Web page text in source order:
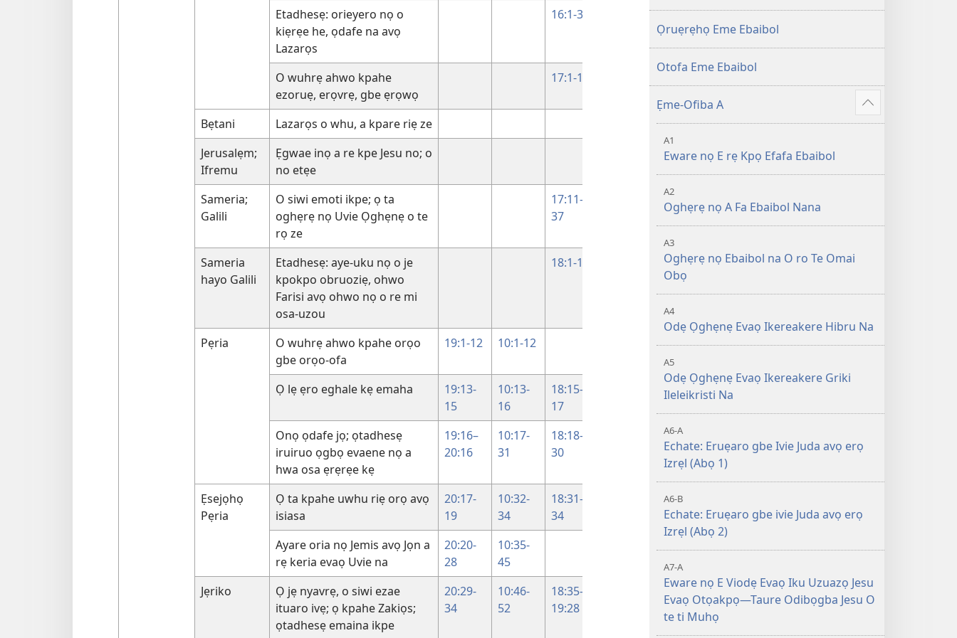
Etadhesẹ: orieyero nọ o
kiẹrẹe he, ọdafe na avọ
Lazarọs
16:1-31
O wuhrẹ ahwo kpahe
ezoruẹ, erọvrẹ, gbe ẹrọwọ
17:1-10
Bẹtani Lazarọs o whu, a kpare riẹ ze
Jerusalẹm;
Ifremu
Ẹgwae inọ a re kpe Jesu no; o
no etẹe
Sameria;
Galili
O siwi emoti ikpe; ọ ta
oghẹrẹ nọ Uvie Ọghẹnẹ o te
rọ ze
17:11-
37
Sameria
hayo Galili
Etadhesẹ: aye-uku nọ o je
kpokpo obruoziẹ, ohwo
Farisi avọ ohwo nọ o re mi
osa-uzou
18:1-14
Pẹria
O wuhrẹ ahwo kpahe orọo
gbe orọo-ofa
19:1-12 10:1-12
Ọ lẹ ẹro eghale kẹ emaha
19:13-
15
10:13-
16
18:15-
17
Onọ ọdafe jọ; ọtadhesẹ
iruiruo ọgbọ evaene nọ a
hwa osa ẹrẹrẹe kẹ
19:16–
20:16
10:17-
31
18:18-
30
Ẹsejọhọ
Pẹria
Ọ ta kpahe uwhu riẹ orọ avọ
isiasa
20:17-
19
10:32-
34
18:31-
34
Ayare oria nọ Jemis avọ Jọn a
rẹ keria evaọ Uvie na
20:20-
28
10:35-
45
Jẹriko
Ọ jẹ nyavrẹ, o siwi ezae
ituaro ivẹ; ọ kpahe Zakiọs;
ọtadhesẹ emaina ikpe
20:29-
34
10:46-
52
18:35–
19:28
evaọ
Ọruẹrẹhọ Eme Ebaibol
Otofa Eme Ebaibol
Ẹme-Ofiba A
Show
more
A1
Eware nọ E rẹ Kpọ Efafa Ebaibol
A2
Oghẹrẹ nọ A Fa Ebaibol Nana
A3
Oghẹrẹ nọ Ebaibol na O ro Te Omai
Obọ
A4
Odẹ Ọghẹnẹ Evaọ Ikereakere Hibru Na
A5
Odẹ Ọghẹnẹ Evaọ Ikereakere Griki
Ileleikristi Na
A6-A
Echate: Eruẹaro gbe Ivie Juda avọ erọ
Izrẹl (Abọ 1)
A6-B
Echate: Eruẹaro gbe ivie Juda avọ erọ
Izrẹl (Abọ 2)
A7-A
Eware nọ E Viodẹ Evaọ Iku Uzuazọ Jesu
Evaọ Otọakpọ—Taure Odibọgba Jesu O
te ti Muhọ